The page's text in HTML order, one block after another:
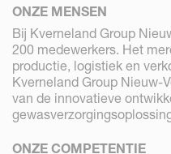
ONZE MENSEN
Bij Kverneland Group
200 medewerkers. Het
productie, logistiek en
Kverneland Group Nieuw-
van de innovatieve
ONZE COMPETENTIE